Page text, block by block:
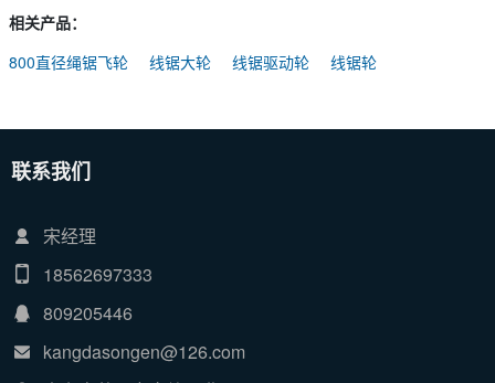
相关产品：
800直径绳锯飞轮
线锯大轮 线锯驱动轮 线锯轮
联系我们
宋经理
18562697333
809205446
kangdasongen@126.com